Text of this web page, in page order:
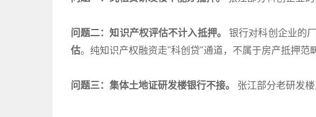
问题二：知识产权评估不计入抵押。 银行对科创企业的
估。纯知识产权融资走"科创贷"通道，不属于房产抵押范
问题三：集体土地证研发楼银行不接。 张江部分老研发